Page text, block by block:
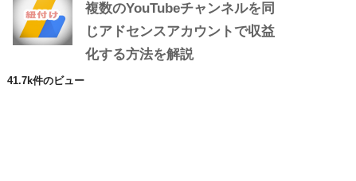
複数のYouTubeチャンネルを同
じアドセンスアカウントで収益
化する方法を解説
41.7k件のビュー